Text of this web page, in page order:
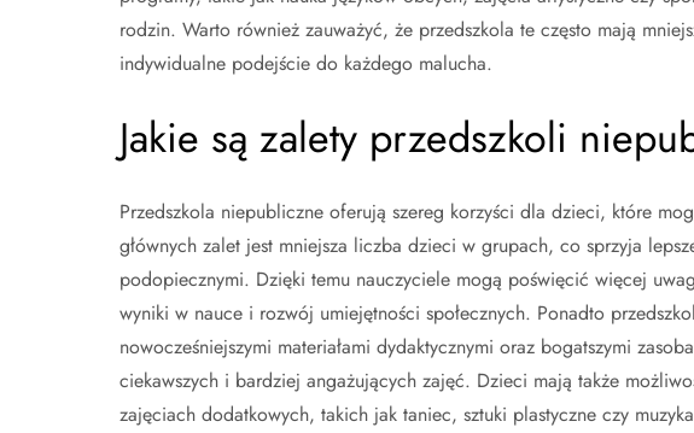
rodzin. Warto również zauważyć, że przedszkola te często mają
indywidualne podejście do każdego malucha.
Jakie są zalety przedszkoli
Przedszkola niepubliczne oferują szereg korzyści dla dzieci, które
głównych zalet jest mniejsza liczba dzieci w grupach, co sprzyja
podopiecznymi. Dzięki temu nauczyciele mogą poświęcić więcej
wyniki w nauce i rozwój umiejętności społecznych. Ponadto
nowocześniejszymi materiałami dydaktycznymi oraz bogatszymi
ciekawszych i bardziej angażujących zajęć. Dzieci mają także
zajęciach dodatkowych, takich jak taniec, sztuki plastyczne czy